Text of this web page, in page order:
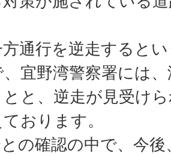
通行を逆走すると
宜野湾警察署には
と、逆走が見受け
おります。
の確認の中で、今